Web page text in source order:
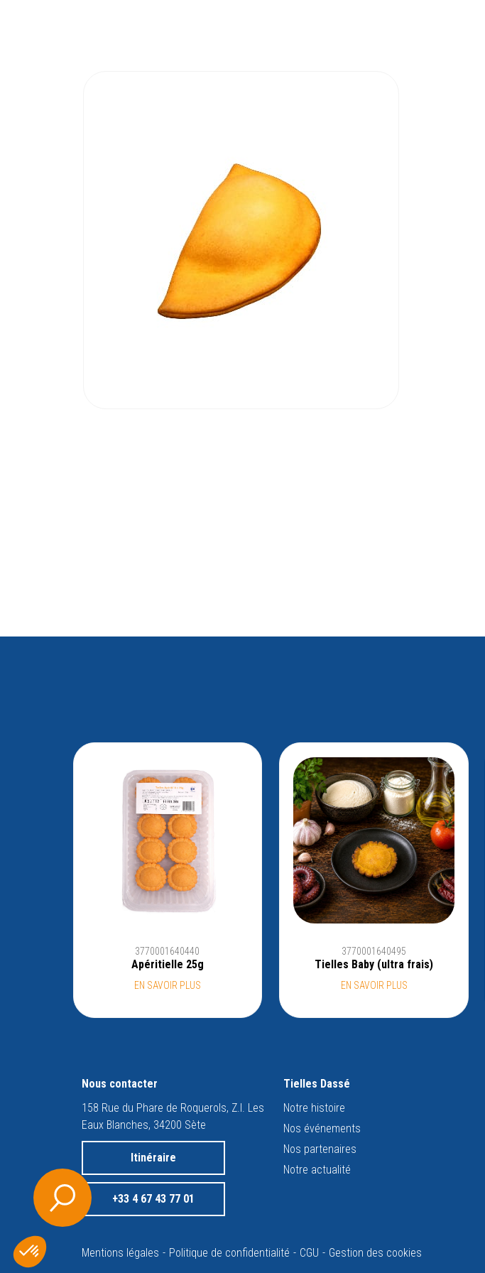
3770001640440
Apéritielle 25g
EN SAVOIR PLUS
3770001640495
Tielles Baby (ultra frais)
EN SAVOIR PLUS
Nous contacter
158 Rue du Phare de Roquerols, Z.I. Les
Eaux Blanches, 34200 Sète
Itinéraire
+33 4 67 43 77 01
Tielles Dassé
Notre histoire
Nos événements
Nos partenaires
Notre actualité
Mentions légales Politique de confidentialité CGU Gestion des cookies